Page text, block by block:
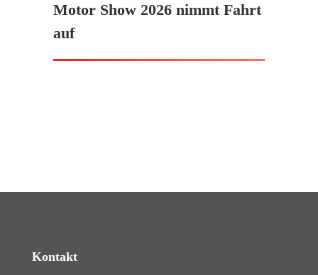
Motor Show 2026 nimmt Fahrt
auf
Kontakt